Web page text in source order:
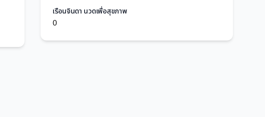
เรือนจินดา นวดเพื่อสุขภาพ
0